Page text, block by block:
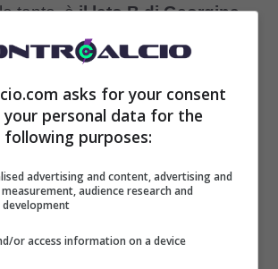
tante, èil lato B di Georgina
asks for your consent
your personal data for the
following purposes:
advertising and content, advertising and
audience research and
development
or access information on a device